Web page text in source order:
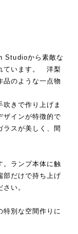
Studioから素敵な
ています。 洋梨
品のような一点物
きで作り上げま
ザインが特徴的で
ラスが美しく、間
。ランプ本体に触
部だけで持ち上げ
い。
特別な空間作りに